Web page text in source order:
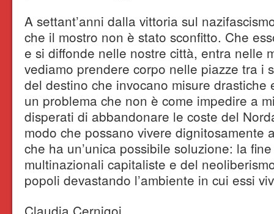
A settant’anni dalla vittoria sul
che il mostro non è stato sconfitto. Che
e si diffonde nelle nostre città, entra nelle
vediamo prendere corpo nelle piazze tra i
del destino che invocano misure drastiche
un problema che non è come impedire a
disperati di abbandonare le coste del
modo che possano vivere dignitosamente
che ha un’unica possibile soluzione: la
multinazionali capitaliste e del
popoli devastando l’ambiente in cui essi
Claudia Cernigoi